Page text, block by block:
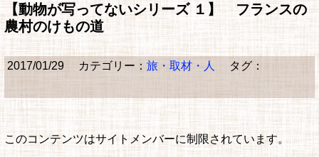
【動物が写ってないシリーズ １】 フランスの
農村のけもの道
2017/01/29 カテゴリー： 旅・取材・人 タグ：
このコンテンツはサイトメンバーに制限されています。